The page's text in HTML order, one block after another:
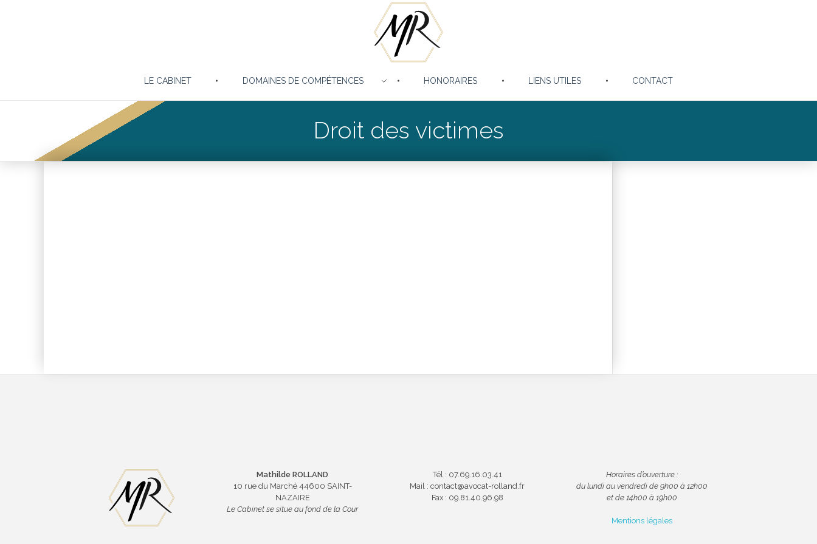
Mathilde Rolland – Avocat –
LE CABINET DOMAINES DE COMPÉTENCES HONORAIRES LIENS UTILES CONTACT
Droit des victimes
Mathilde ROLLAND
10 rue du Marché 44600 SAINT-
NAZAIRE
Le Cabinet se situe au fond de la Cour
Tél : 07.69.16.03.41
Mail : contact@avocat-rolland.fr
Fax : 09.81.40.96.98
Horaires d’ouverture :
du lundi au vendredi de 9h00 à 12h00
et de 14h00 à 19h00
Mentions légales